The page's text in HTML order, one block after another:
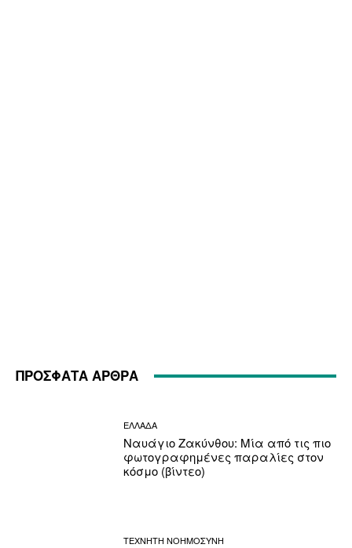
ΠΡΟΣΦΑΤΑ ΑΡΘΡΑ
ΕΛΛΑΔΑ
Ναυάγιο Ζακύνθου: Μία από τις πιο
φωτογραφημένες παραλίες στον
κόσμο (βίντεο)
ΤΕΧΝΗΤΗ ΝΟΗΜΟΣΥΝΗ